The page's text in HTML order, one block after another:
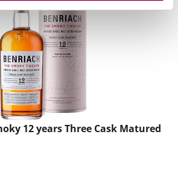
12 years Three Cask Matured